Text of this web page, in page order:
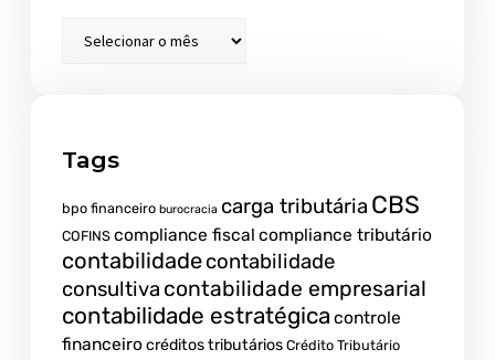
Tags
bpo financeiro burocracia carga tributária CBS
COFINS compliance fiscal compliance tributário
contabilidadecontabilidade
consultiva contabilidade empresarial
contabilidade estratégica controle
financeirocréditos tributários Crédito Tributário